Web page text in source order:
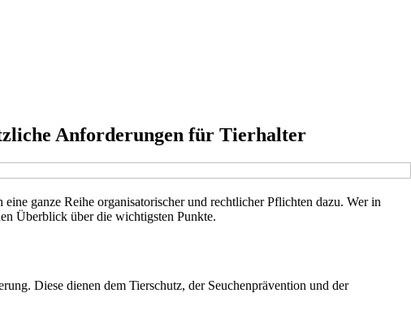
Anforderungen für Tierhalter
ganze Reihe organisatorischer und rechtlicher Pflichten dazu. Wer in
Überblick über die wichtigsten Punkte.
Diese dienen dem Tierschutz, der Seuchenprävention und der